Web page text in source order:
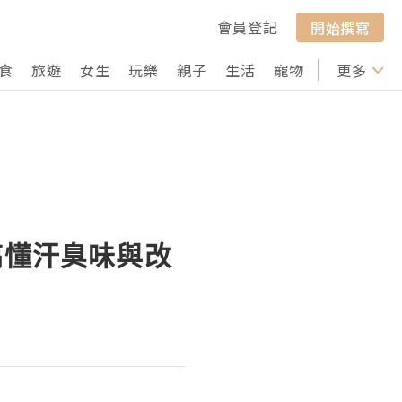
會員登記
開始撰寫
旅遊 女生 玩樂 親子 生活 寵物 行山 打卡
更多
汗臭味與改